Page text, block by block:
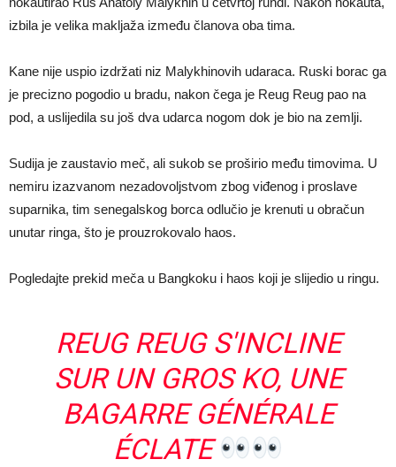
izbila je velika makljaža između članova oba tima.
Kane nije uspio izdržati niz Malykhinovih udaraca. Ruski borac ga
je precizno pogodio u bradu, nakon čega je Reug Reug pao na
pod, a uslijedila su još dva udarca nogom dok je bio na zemlji.
Sudija je zaustavio meč, ali sukob se proširio među timovima. U
nemiru izazvanom nezadovoljstvom zbog viđenog i proslave
suparnika, tim senegalskog borca odlučio je krenuti u obračun
unutar ringa, što je prouzrokovalo haos.
Pogledajte prekid meča u Bangkoku i haos koji je slijedio u ringu.
REUG REUG S'INCLINE
SUR UN GROS KO, UNE
BAGARRE GÉNÉRALE
ÉCLATE